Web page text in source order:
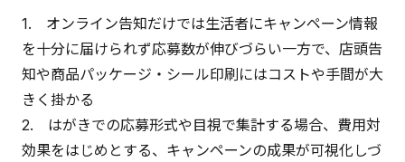
1. オンライン告知だけでは生活者にキャンペーン情報
を十分に届けられず応募数が伸びづらい一方で、店頭告
知や商品パッケージ・シール印刷にはコストや手間が大
きく掛かる
2. はがきでの応募形式や目視で集計する場合、費用対
効果をはじめとする、キャンペーンの成果が可視化しづ